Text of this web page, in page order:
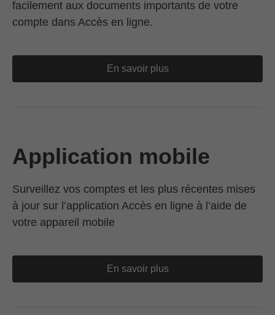
facilement aux documents importants de votre
compte dans Accès en ligne.
En savoir plus
Application mobile
Surveillez vos comptes et les plus récentes mises
à jour sur l’application Accès en ligne à l’aide de
votre appareil mobile
En savoir plus